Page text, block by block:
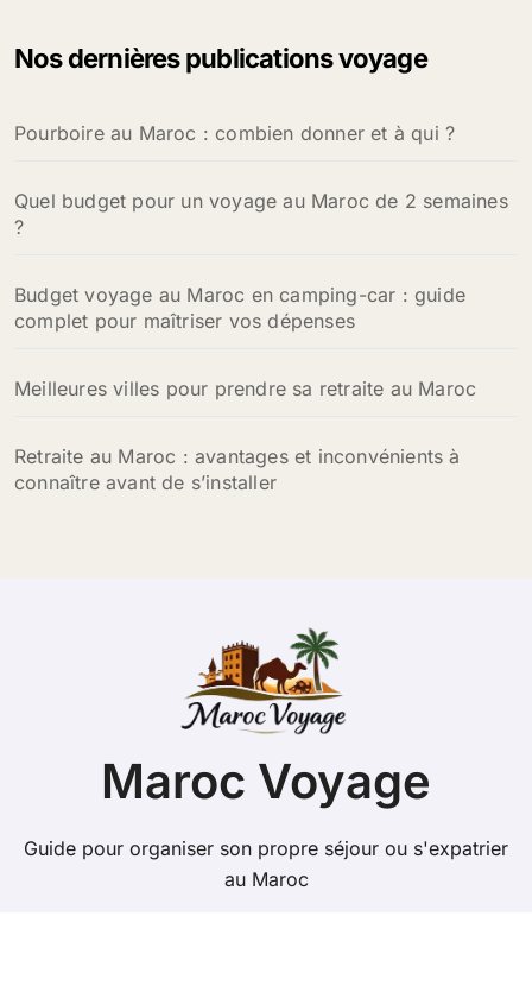
r
e
:
Nos dernières publications voyage
Pourboire au Maroc : combien donner et à qui ?
Quel budget pour un voyage au Maroc de 2 semaines
?
Budget voyage au Maroc en camping-car : guide
complet pour maîtriser vos dépenses
Meilleures villes pour prendre sa retraite au Maroc
Retraite au Maroc : avantages et inconvénients à
connaître avant de s’installer
Maroc Voyage
Guide pour organiser son propre séjour ou s'expatrier
au Maroc